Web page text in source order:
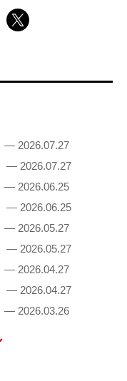
— 2026.07.27
— 2026.07.27
— 2026.06.25
— 2026.06.25
— 2026.05.27
— 2026.05.27
— 2026.04.27
— 2026.04.27
— 2026.03.26